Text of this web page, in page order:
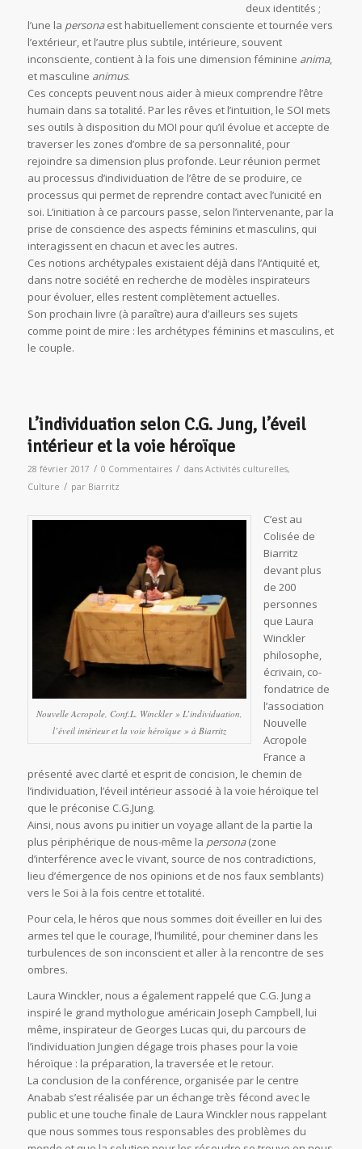
deux identités ;
l’une la personaest habituellement consciente et tournée vers
l’extérieur, et l’autre plus subtile, intérieure, souvent
inconsciente, contient à la fois une dimension féminine anima,
et masculine animus.
Ces concepts peuvent nous aider à mieux comprendre l’être
humain dans sa totalité. Par les rêves et l’intuition, le SOI mets
ses outils à disposition du MOI pour qu’il évolue et accepte de
traverser les zones d’ombre de sa personnalité, pour
rejoindre sa dimension plus profonde. Leur réunion permet
au processus d’individuation de l’être de se produire, ce
processus qui permet de reprendre contact avec l’unicité en
soi. L’initiation à ce parcours passe, selon l’intervenante, par la
prise de conscience des aspects féminins et masculins, qui
interagissent en chacun et avec les autres.
Ces notions archétypales existaient déjà dans l’Antiquité et,
dans notre société en recherche de modèles inspirateurs
pour évoluer, elles restent complètement actuelles.
Son prochain livre (à paraître) aura d’ailleurs ses sujets
comme point de mire : les archétypes féminins et masculins, et
le couple.
L’individuation selon C.G. Jung, l’éveil
intérieur et la voie héroïque
28 février 2017 / 0 Commentaires / dans Activités culturelles,
Culture / par Biarritz
Nouvelle Acropole, Conf.L. Winckler » L’individuation,
l’éveil intérieur et la voie héroïque » à Biarritz
C’est au
Colisée de
Biarritz
devant plus
de 200
personnes
que Laura
Winckler
philosophe,
écrivain, co-
fondatrice de
l’association
Nouvelle
Acropole
France a
présenté avec clarté et esprit de concision, le chemin de
l’individuation, l’éveil intérieur associé à la voie héroïque tel
que le préconise C.G.Jung.
Ainsi, nous avons pu initier un voyage allant de la partie la
plus périphérique de nous-même la persona(zone
d’interférence avec le vivant, source de nos contradictions,
lieu d’émergence de nos opinions et de nos faux semblants)
vers le Soi à la fois centre et totalité.
Pour cela, le héros que nous sommes doit éveiller en lui des
armes tel que le courage, l’humilité, pour cheminer dans les
turbulences de son inconscient et aller à la rencontre de ses
ombres.
Laura Winckler, nous a également rappelé que C.G. Jung a
inspiré le grand mythologue américain Joseph Campbell, lui
même, inspirateur de Georges Lucas qui, du parcours de
l’individuation Jungien dégage trois phases pour la voie
héroïque : la préparation, la traversée et le retour.
La conclusion de la conférence, organisée par le centre
Anabab s’est réalisée par un échange très fécond avec le
public et une touche finale de Laura Winckler nous rappelant
que nous sommes tous responsables des problèmes du